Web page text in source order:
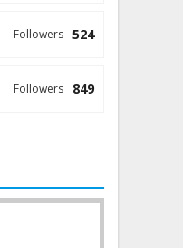
524
Followers
849
Followers